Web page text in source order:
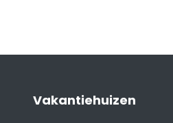
Vakantiehuizen